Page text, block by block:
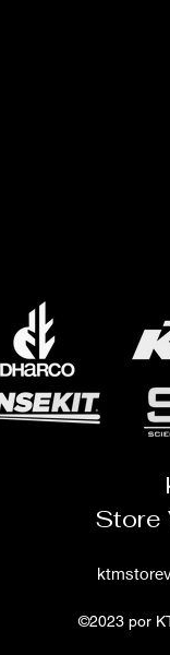
Store
©2023 por